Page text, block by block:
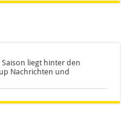
liegt hinter den
Nachrichten und